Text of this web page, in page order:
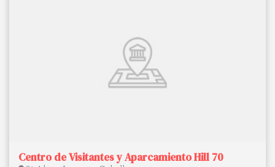
Centro de Visitantes y Aparcamiento Hill 70